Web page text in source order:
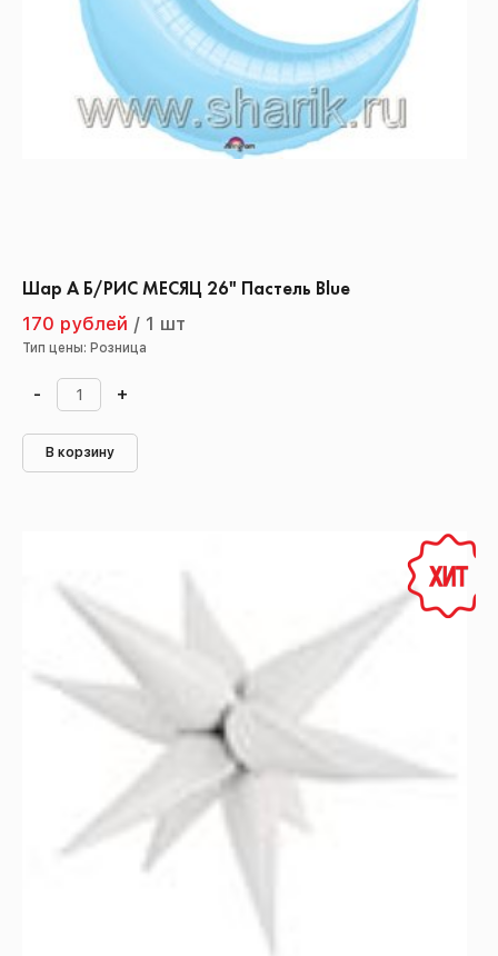
Шар А Б/РИС МЕСЯЦ 26" Пастель Blue
170 рублей / 1 шт
Тип цены: Розница
- +
В корзину